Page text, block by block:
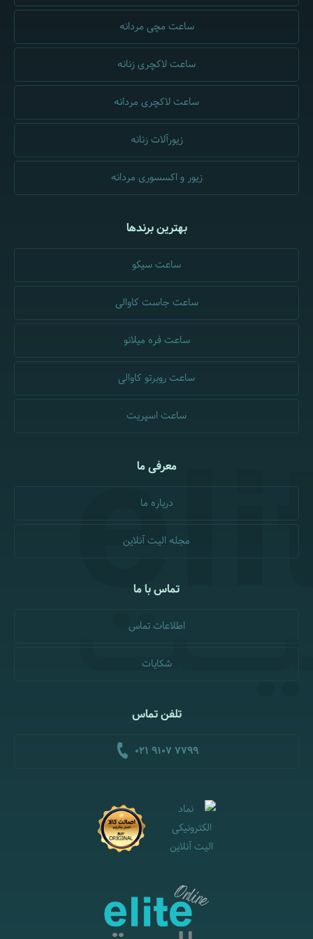
ساعت مچی مردانه
ساعت لاکچری زنانه
ساعت لاکچری مردانه
زیورآلات زنانه
زیور و اکسسوری مردانه
بهترین برندها
ساعت سیکو
ساعت جاست کاوالی
ساعت فره میلانو
ساعت روبرتو کاوالی
ساعت اسپریت
معرفی ما
درباره ما
مجله الیت آنلاین
تماس با ما
اطلاعات تماس
شکایات
تلفن تماس
021 9107 7799